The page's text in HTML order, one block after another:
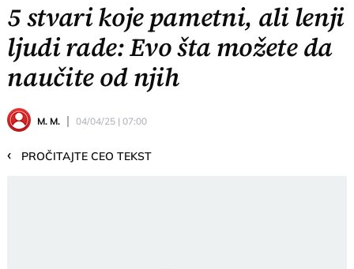
5 stvari koje pametni, ali lenji
ljudi rade: Evo šta možete da
naučite od njih
M. M. 04/04/25 | 07:00
‹ PROČITAJTE CEO TEKST